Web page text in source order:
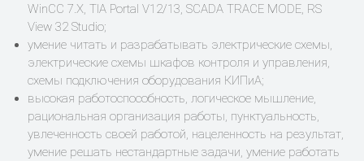
WinCC 7.X, TIA Portal V12/13, SCADA TRACE MODE, RS
View 32 Studio;
умение читать и разрабатывать электрические схемы,
электрические схемы шкафов контроля и управления,
схемы подключения оборудования КИПиА;
высокая работоспособность, логическое мышление,
рациональная организация работы, пунктуальность,
увлеченность своей работой, нацеленность на результат,
умение решать нестандартные задачи, умение работать